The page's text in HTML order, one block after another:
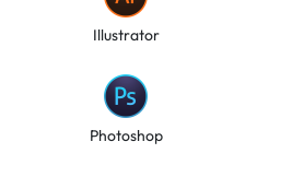
Illustrator
Photoshop